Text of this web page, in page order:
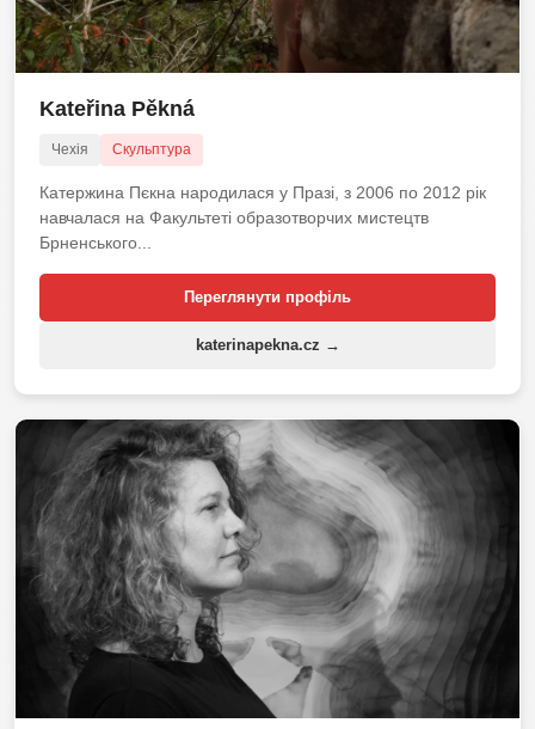
Kateřina Pěkná
Чехія Скульптура
Катержина Пєкна народилася у Празі, з 2006 по 2012 рік
навчалася на Факультеті образотворчих мистецтв
Брненського...
Переглянути профіль
katerinapekna.cz →